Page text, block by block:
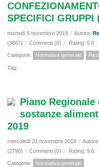
SPECIFICI GRUPPI
martedì 5 novembre 2019 / Autore:
(3867) / Commenti (0) / Rating: 5.0
Categorie: Normativa generale
Tag:
Piano
sostanze
2019
mercoledì 21 novembre 2018 / Autore:
(2790) / Commenti (0) / Rating: 5.0
Categorie: Normativa generale